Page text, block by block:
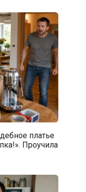
платье
Проучила